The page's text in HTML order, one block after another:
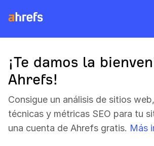
¡Te damos la
Ahrefs!
Consigue un análisis de sitios
técnicas y métricas SEO para tu
una cuenta de Ahrefs gratis. Más